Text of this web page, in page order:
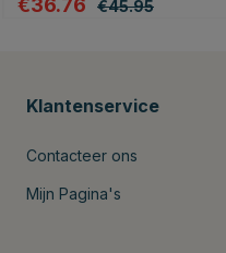
€36.76 €45.95
Klantenservice
Contacteer ons
Mijn Pagina's